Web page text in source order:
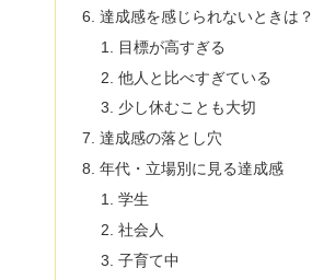
達成感を感じられないときは？
目標が高すぎる
他人と比べすぎている
少し休むことも大切
達成感の落とし穴
年代・立場別に見る達成感
学生
社会人
子育て中